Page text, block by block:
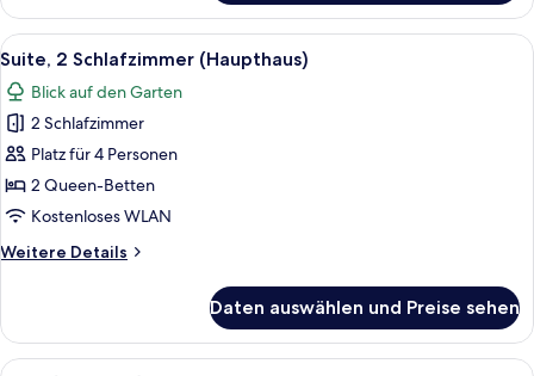
1
Schlafzimmer
(Haupthaus)
Alle
Fotos
für
Suite,
2
Schlafzimmer
(Haupthaus)
Eine Kaffeemaschine mit Tasse und
11
Suite, 2 Schlafzimmer (Haupthaus)
Blick auf den Garten
2 Schlafzimmer
Platz für 4 Personen
2 Queen-Betten
Kostenloses WLAN
Weitere Details
Weitere
2
Schlafzimmer
Daten auswählen und Preise sehen
Ein Hotelzimmer mit einem großen